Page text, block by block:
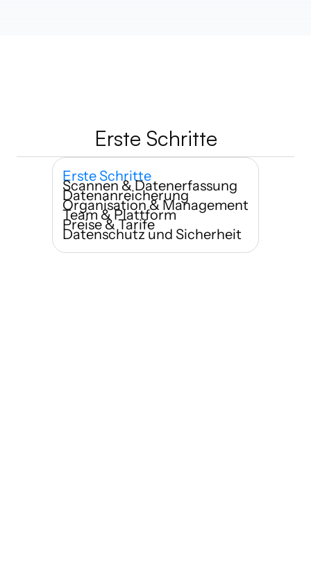
Erste Schritte
Erste Schritte
Scannen & Datenerfassung
Datenanreicherung
Organisation & Management
Team & Plattform
Preise & Tarife
Datenschutz und Sicherheit